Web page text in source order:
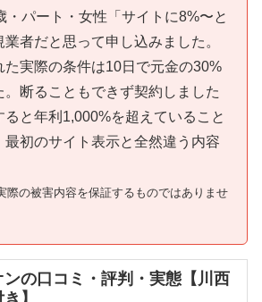
・パート・女性「サイトに8%〜と
者だと思って申し込みました。
た実際の条件は10日で元金の30%
。断ることもできず契約しました
と年利1,000%を超えていること
最初のサイト表示と全然違う内容
際の被害内容を保証するものではありませ
ンの口コミ・評判・実態【川西